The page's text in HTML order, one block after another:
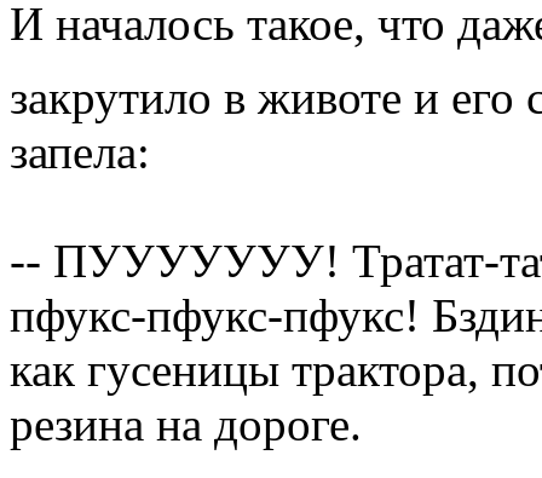
И началось такое, что
закрутило в животе и
запела:
-- ПУУУУУУУ! Тратат-
пфукс-пфукс-пфукс!
как гусеницы трактора,
резина на дороге.